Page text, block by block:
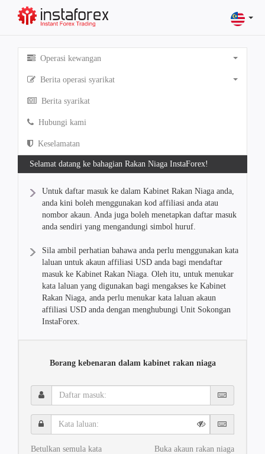
Operasi kewangan
Berita operasi syarikat
Berita syarikat
Hubungi kami
Keselamatan
Selamat datang ke bahagian Rakan Niaga InstaForex!
Untuk daftar masuk ke dalam Kabinet Rakan Niaga anda,
anda kini boleh menggunakan kod affiliasi anda atau
nombor akaun. Anda juga boleh menetapkan daftar masuk
anda sendiri yang mengandungi simbol huruf.
Sila ambil perhatian bahawa anda perlu menggunakan kata
laluan untuk akaun affiliasi USD anda bagi mendaftar
masuk ke Kabinet Rakan Niaga. Oleh itu, untuk menukar
kata laluan yang digunakan bagi mengakses ke Kabinet
Rakan Niaga, anda perlu menukar kata laluan akaun
affiliasi USD anda dengan menghubungi Unit Sokongan
InstaForex.
Borang kebenaran dalam kabinet rakan niaga
Daftar
masuk:
Kata
laluan:
Betulkan semula kata
Buka akaun rakan niaga